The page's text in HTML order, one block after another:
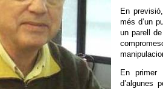
En
més d’un
un parell
En primer
d’algunes